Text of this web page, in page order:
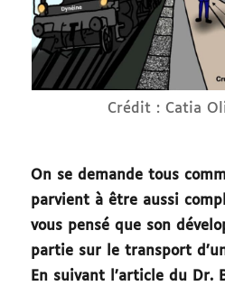
Crédit : Catia
On se demande tous
parvient à être aussi
vous pensé que son
partie sur le transport
En suivant l’article du Dr.